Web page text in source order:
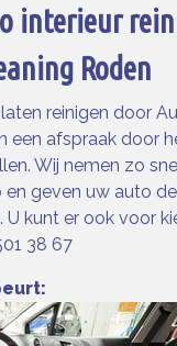
interieur
Roden
reinigen door
een afspraak door
Wij nemen zo
geven uw auto
U kunt er ook voor
38 67